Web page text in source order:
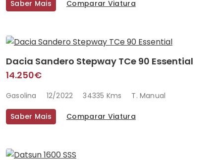
Saber Mais Comparar Viatura
Dacia Sandero Stepway TCe 90 Essential
14.250€
Gasolina 12/2022 34335 Kms T. Manual
Saber Mais Comparar Viatura